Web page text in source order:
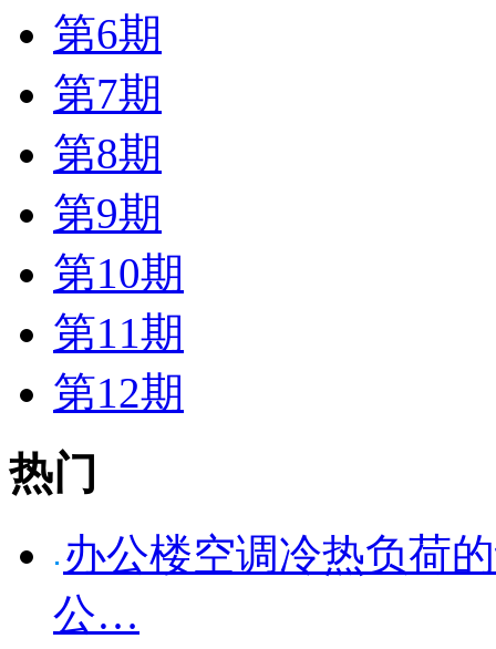
第6期
第7期
第8期
第9期
第10期
第11期
第12期
热门
办公楼空调冷热负荷
公…